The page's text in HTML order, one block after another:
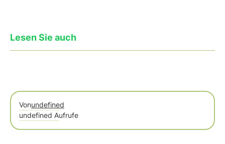
Lesen Sie auch
Vonundefined
undefined Aufrufe